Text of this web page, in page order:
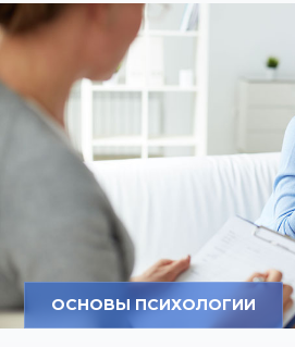
ОСНОВЫ ПСИХОЛОГИИ